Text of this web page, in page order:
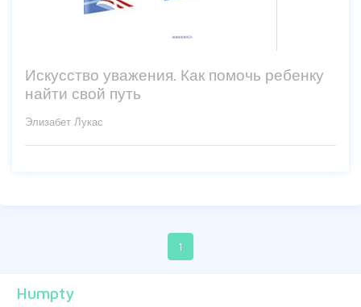
Искусство уважения. Как помочь ребенку
найти свой путь
Элизабет Лукас
1
Humpty